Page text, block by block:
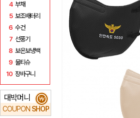
4 부채
5 보조배터리
6 수건
7 선풍기
8 보온보냉백
9 물티슈
10 장바구니
대박머니
COUPON SHOP
₩